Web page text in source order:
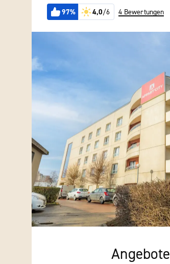
97% 4,0/6 4 Bewertungen
Angebote